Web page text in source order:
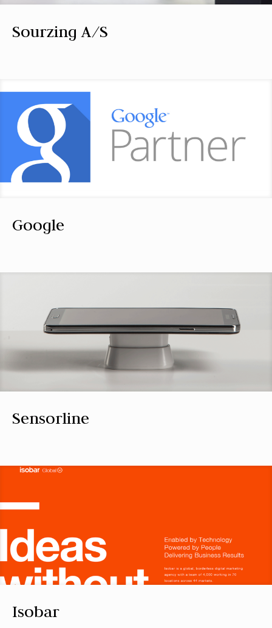
Sourzing A/S
Google
Sensorline
Isobar